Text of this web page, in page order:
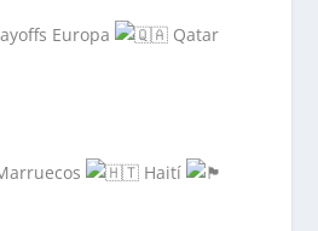
Europa
Qatar
Haití